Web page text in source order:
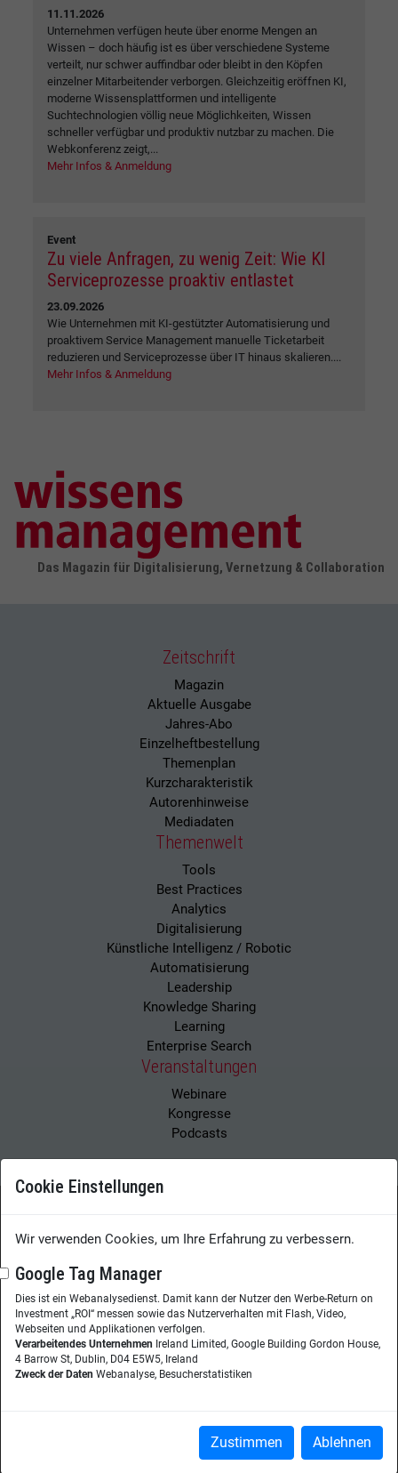
11.11.2026
Unternehmen verfügen heute über enorme Mengen an
Wissen – doch häufig ist es über verschiedene Systeme
verteilt, nur schwer auffindbar oder bleibt in den Köpfen
einzelner Mitarbeitender verborgen. Gleichzeitig eröffnen KI,
moderne Wissensplattformen und intelligente
Suchtechnologien völlig neue Möglichkeiten, Wissen
schneller verfügbar und produktiv nutzbar zu machen. Die
Webkonferenz zeigt,...
Mehr Infos & Anmeldung
Event
Zu viele Anfragen, zu wenig Zeit: Wie KI
Serviceprozesse proaktiv entlastet
23.09.2026
Wie Unternehmen mit KI-gestützter Automatisierung und
proaktivem Service Management manuelle Ticketarbeit
reduzieren und Serviceprozesse über IT hinaus skalieren....
Mehr Infos & Anmeldung
Das Magazin für Digitalisierung, Vernetzung & Collaboration
Zeitschrift
Magazin
Aktuelle Ausgabe
Jahres-Abo
Einzelheftbestellung
Themenplan
Kurzcharakteristik
Autorenhinweise
Mediadaten
Themenwelt
Tools
Best Practices
Analytics
Digitalisierung
Künstliche Intelligenz / Robotic
Automatisierung
Leadership
Knowledge Sharing
Learning
Enterprise Search
Veranstaltungen
Webinare
Kongresse
Podcasts
Wissensmanagement Magazin
Impressum
Herausgeberin:Nicole Lehnert
Westheimer Str. 18
86356 Neusäß
Telefon: +49 (0)821 48685-290
Copyright © 2026
Cookie Einstellungen
Wir verwenden Cookies, um Ihre Erfahrung zu verbessern.
Google Tag Manager
Dies ist ein Webanalysedienst. Damit kann der Nutzer den Werbe-Return on
Investment „ROI“ messen sowie das Nutzerverhalten mit Flash, Video,
Webseiten und Applikationen verfolgen.
Verarbeitendes Unternehmen Ireland Limited, Google Building Gordon House,
4 Barrow St, Dublin, D04 E5W5, Ireland
Zweck der Daten Webanalyse, Besucherstatistiken
Zustimmen Ablehnen